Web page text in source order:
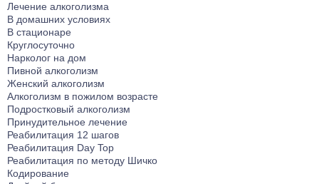
Лечение алкоголизма
В домашних условиях
В стационаре
Круглосуточно
Нарколог на дом
Пивной алкоголизм
Женский алкоголизм
Алкоголизм в пожилом возрасте
Подростковый алкоголизм
Принудительное лечение
Реабилитация 12 шагов
Реабилитация Day Top
Реабилитация по методу Шичко
Кодирование